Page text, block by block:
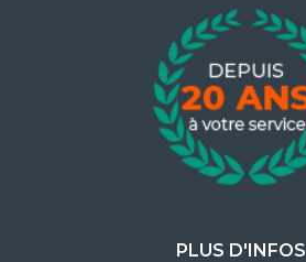
PLUS D'INFOS